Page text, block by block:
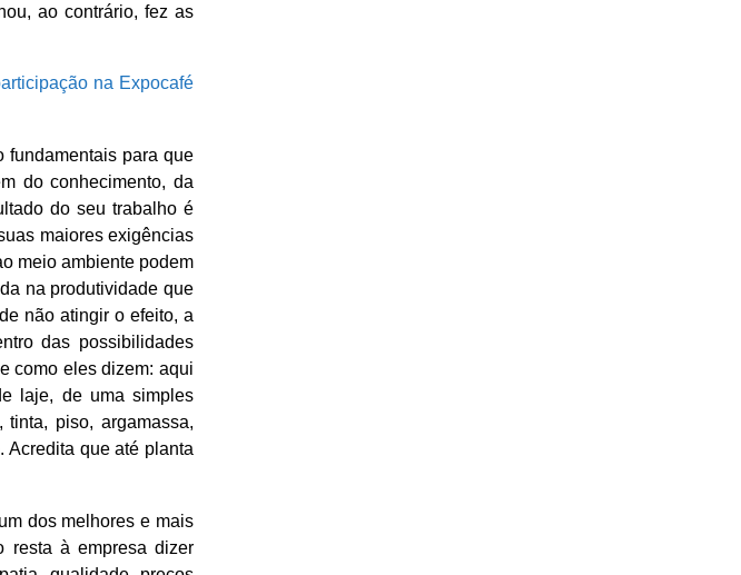
ao contrário, fez as
na Expocafé
fundamentais para que
do conhecimento, da
do seu trabalho é
maiores exigências
meio ambiente podem
na produtividade que
não atingir o efeito, a
das possibilidades
como eles dizem: aqui
laje, de uma simples
piso, argamassa,
Acredita que até planta
dos melhores e mais
resta à empresa dizer